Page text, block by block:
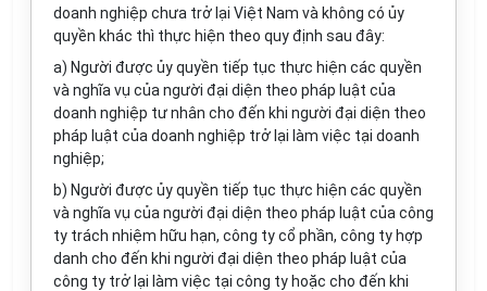
doanh nghiệp chưa trở lại Việt Nam và không có ủy
quyền khác thì thực hiện theo quy định sau đây:
a) Người được ủy quyền tiếp tục thực hiện các quyền
và nghĩa vụ của người đại diện theo pháp luật của
doanh nghiệp tư nhân cho đến khi người đại diện theo
pháp luật của doanh nghiệp trở lại làm việc tại doanh
nghiệp;
b) Người được ủy quyền tiếp tục thực hiện các quyền
và nghĩa vụ của người đại diện theo pháp luật của công
ty trách nhiệm hữu hạn, công ty cổ phần, công ty hợp
danh cho đến khi người đại diện theo pháp luật của
công ty trở lại làm việc tại công ty hoặc cho đến khi